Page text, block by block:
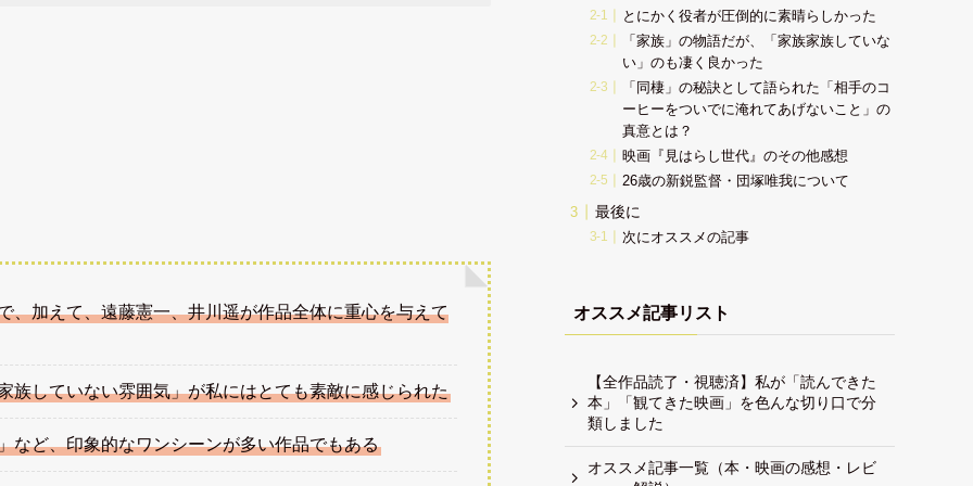
、加えて、遠藤憲一、井川遥が作品全体に重心を与えて
族していない雰囲気」が私にはとても素敵に感じられた
など、印象的なワンシーンが多い作品でもある
とにかく役者が圧倒的に素晴らしかった
「家族」の物語だが、「家族家族していな
い」のも凄く良かった
「同棲」の秘訣として語られた「相手のコ
ーヒーをついでに淹れてあげないこと」の
真意とは？
映画『見はらし世代』のその他感想
26歳の新鋭監督・団塚唯我について
最後に
次にオススメの記事
オススメ記事リスト
【全作品読了・視聴済】私が「読んできた
本」「観てきた映画」を色んな切り口で分
類しました
オススメ記事一覧（本・映画の感想・レビ